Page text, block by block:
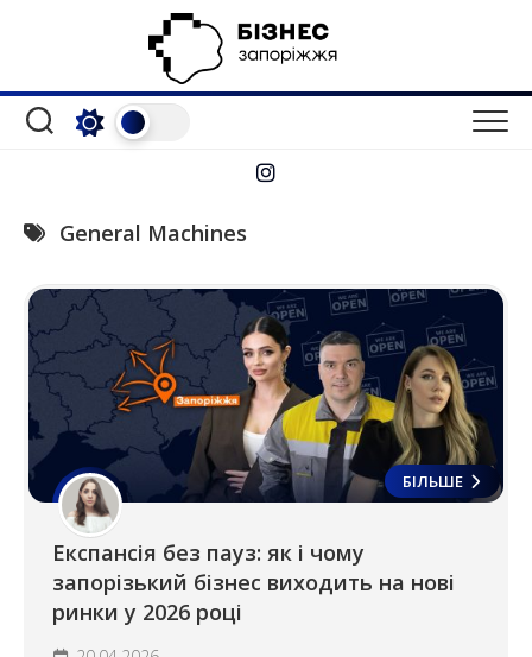
General Machines
БІЛЬШЕ
Експансія без пауз: як і чому
запорізький бізнес виходить на нові
ринки у 2026 році